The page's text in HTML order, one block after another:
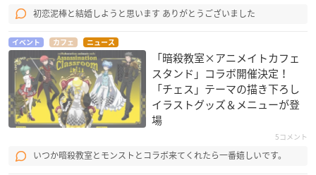
初恋泥棒と結婚しようと思います ありがとうございました
イベント カフェ ニュース
「暗殺教室×アニメイトカフェ
スタンド」コラボ開催決定！
「チェス」テーマの描き下ろし
イラストグッズ＆メニューが登
場
5コメント
いつか暗殺教室とモンストとコラボ来てくれたら一番嬉しいです。